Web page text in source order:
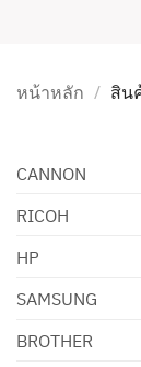
หน้าหลัก / สิน
CANNON
RICOH
HP
SAMSUNG
BROTHER